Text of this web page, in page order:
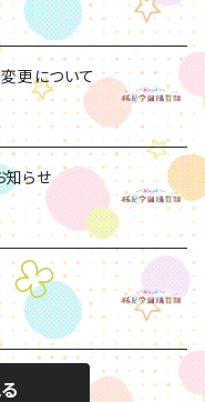
更について
らせ